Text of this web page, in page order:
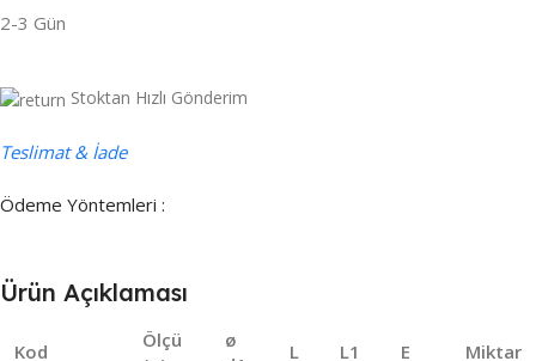
2-3 Gün
Stoktan Hızlı Gönderim
Teslimat & İade
Ödeme Yöntemleri :
Ürün Açıklaması
Kod
Ölçü
ø
L L1 E Miktar